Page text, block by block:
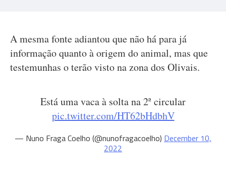
A mesma fonte adiantou que não há para já
informação quanto à origem do animal, mas que
testemunhas o terão visto na zona dos Olivais.
Está uma vaca à solta na 2ª circular
pic.twitter.com/HT62bHdbhV
— Nuno Fraga Coelho (@nunofragacoelho) December 10,
2022